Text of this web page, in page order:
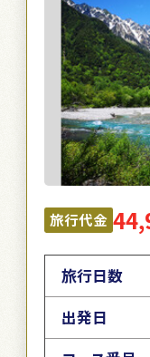
旅行代金
旅行日数
出発日